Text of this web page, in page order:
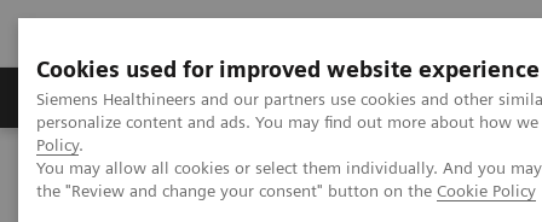
Cookies used for improved website experience
Siemens Healthineers and our partners use cookies and other
personalize content and ads. You may find out more about how
Policy.
You may allow all cookies or select them individually. And you
the "Review and change your consent" button on the Cookie Policy
Produits & services Domaines cliniques
Home
Diagnostic de laboratoire
Tests par maladies et affections
Cardiac Assays